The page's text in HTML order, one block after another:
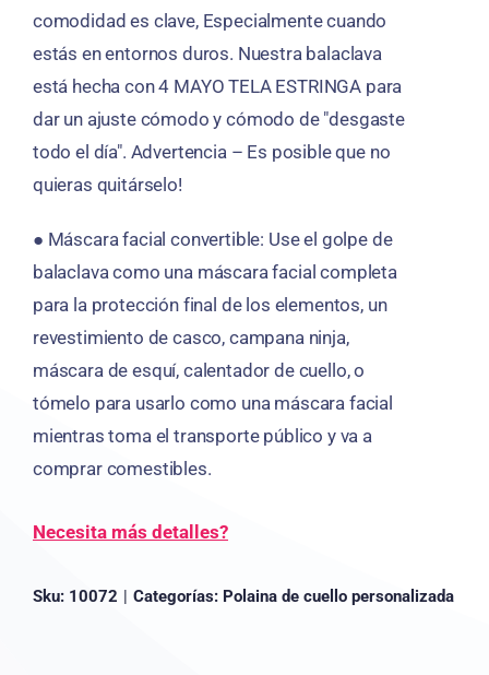
comodidad es clave, Especialmente cuando
estás en entornos duros. Nuestra balaclava
está hecha con 4 MAYO TELA ESTRINGA para
dar un ajuste cómodo y cómodo de "desgaste
todo el día". Advertencia – Es posible que no
quieras quitárselo!
● Máscara facial convertible: Use el golpe de
balaclava como una máscara facial completa
para la protección final de los elementos, un
revestimiento de casco, campana ninja,
máscara de esquí, calentador de cuello, o
tómelo para usarlo como una máscara facial
mientras toma el transporte público y va a
comprar comestibles.
Necesita más detalles?
Sku: 10072 | Categorías: Polaina de cuello personalizada